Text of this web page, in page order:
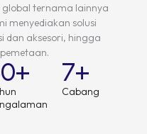
global ternama lainnya
menyediakan solusi
dan aksesori, hingga
+ 7+
Cabang